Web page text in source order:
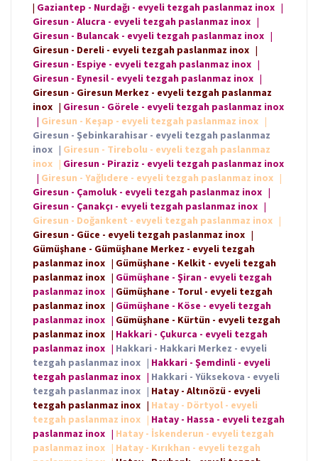
| Gaziantep - Nurdağı - evyeli tezgah paslanmaz inox |
Giresun - Alucra - evyeli tezgah paslanmaz inox |
Giresun - Bulancak - evyeli tezgah paslanmaz inox |
Giresun - Dereli - evyeli tezgah paslanmaz inox |
Giresun - Espiye - evyeli tezgah paslanmaz inox |
Giresun - Eynesil - evyeli tezgah paslanmaz inox |
Giresun - Giresun Merkez - evyeli tezgah paslanmaz
inox | Giresun - Görele - evyeli tezgah paslanmaz inox
| Giresun - Keşap - evyeli tezgah paslanmaz inox |
Giresun - Şebinkarahisar - evyeli tezgah paslanmaz
inox | Giresun - Tirebolu - evyeli tezgah paslanmaz
inox | Giresun - Piraziz - evyeli tezgah paslanmaz inox
| Giresun - Yağlıdere - evyeli tezgah paslanmaz inox |
Giresun - Çamoluk - evyeli tezgah paslanmaz inox |
Giresun - Çanakçı - evyeli tezgah paslanmaz inox |
Giresun - Doğankent - evyeli tezgah paslanmaz inox |
Giresun - Güce - evyeli tezgah paslanmaz inox |
Gümüşhane - Gümüşhane Merkez - evyeli tezgah
paslanmaz inox | Gümüşhane - Kelkit - evyeli tezgah
paslanmaz inox | Gümüşhane - Şiran - evyeli tezgah
paslanmaz inox | Gümüşhane - Torul - evyeli tezgah
paslanmaz inox | Gümüşhane - Köse - evyeli tezgah
paslanmaz inox | Gümüşhane - Kürtün - evyeli tezgah
paslanmaz inox | Hakkari - Çukurca - evyeli tezgah
paslanmaz inox | Hakkari - Hakkari Merkez - evyeli
tezgah paslanmaz inox | Hakkari - Şemdinli - evyeli
tezgah paslanmaz inox | Hakkari - Yüksekova - evyeli
tezgah paslanmaz inox | Hatay - Altınözü - evyeli
tezgah paslanmaz inox | Hatay - Dörtyol - evyeli
tezgah paslanmaz inox | Hatay - Hassa - evyeli tezgah
paslanmaz inox | Hatay - İskenderun - evyeli tezgah
paslanmaz inox | Hatay - Kırıkhan - evyeli tezgah